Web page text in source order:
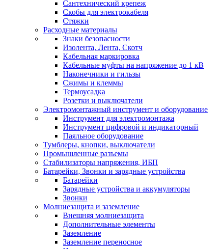
Сантехнический крепеж
Скобы для электрокабеля
Стяжки
Расходные материалы
Знаки безопасности
Изолента, Лента, Скотч
Кабельная маркировка
Кабельные муфты на напряжение до 1 кВ
Наконечники и гильзы
Сжимы и клеммы
Термоусадка
Розетки и выключатели
Электромонтажный инструмент и оборудование
Инструмент для электромонтажа
Инструмент цифровой и индикаторный
Паяльное оборудование
Тумблеры, кнопки, выключатели
Промышленные разъемы
Стабилизаторы напряжения, ИБП
Батарейки, Звонки и зарядные устройства
Батарейки
Зарядные устройства и аккумуляторы
Звонки
Молниезащита и заземление
Внешняя молниезащита
Дополнительные элементы
Заземление
Заземление переносное